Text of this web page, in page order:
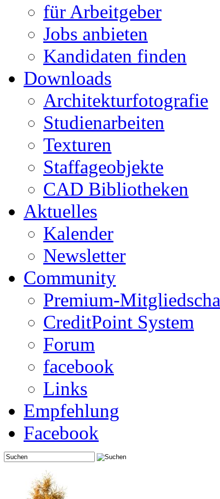
für Arbeitgeber
Jobs anbieten
Kandidaten finden
Downloads
Architekturfotografie
Studienarbeiten
Texturen
Staffageobjekte
CAD Bibliotheken
Aktuelles
Kalender
Newsletter
Community
Premium-
CreditPoint System
Forum
facebook
Links
Empfehlung
Facebook